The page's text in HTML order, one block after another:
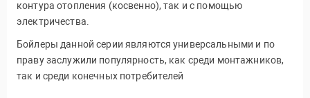
контура отопления (косвенно), так и с помощью
электричества.
Бойлеры данной серии являются универсальными и по
праву заслужили популярность, как среди монтажников,
так и среди конечных потребителей